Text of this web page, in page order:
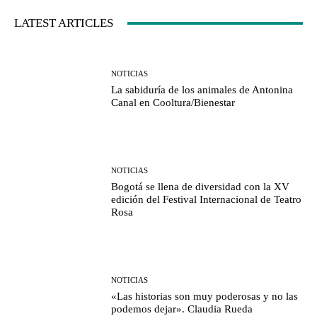
LATEST ARTICLES
NOTICIAS
La sabiduría de los animales de Antonina
Canal en Cooltura/Bienestar
NOTICIAS
Bogotá se llena de diversidad con la XV
edición del Festival Internacional de Teatro
Rosa
NOTICIAS
«Las historias son muy poderosas y no las
podemos dejar». Claudia Rueda